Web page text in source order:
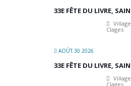
33E FÊTE DU LIVRE,
Clages
AOÛT 30 2026
33E FÊTE DU LIVRE,
Clages